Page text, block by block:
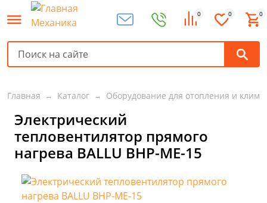
0 0 0
Главная Каталог Оборудование для отопления и
Электрический
тепловентилятор прямого
нагрева BALLU BHP-ME-15